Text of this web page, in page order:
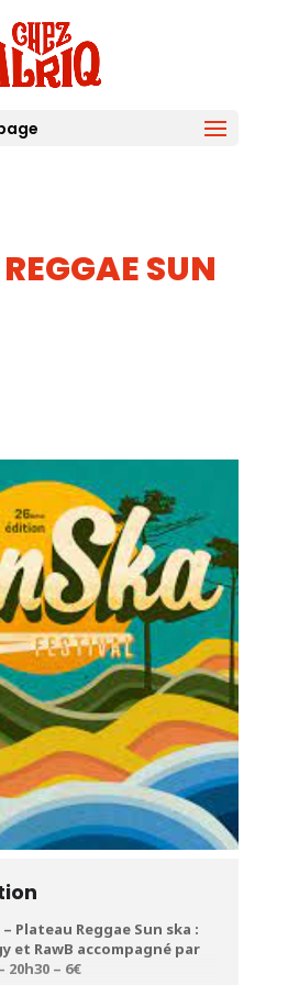
SUN
Plateau Reggae Sun ska :
et RawB accompagné par
20h30 – 6€